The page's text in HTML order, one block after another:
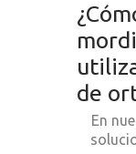
de
En